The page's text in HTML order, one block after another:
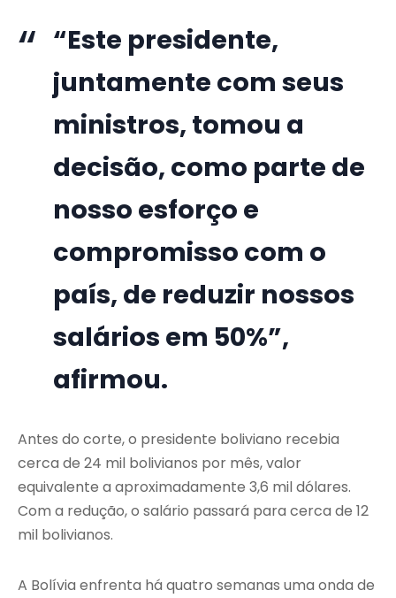
“Este presidente,
juntamente com seus
ministros, tomou a
decisão, como parte de
nosso esforço e
compromisso com o
país, de reduzir nossos
salários em 50%”,
afirmou.
Antes do corte, o presidente boliviano recebia
cerca de 24 mil bolivianos por mês, valor
equivalente a aproximadamente 3,6 mil dólares.
Com a redução, o salário passará para cerca de 12
mil bolivianos.
A Bolívia enfrenta há quatro semanas uma onda de